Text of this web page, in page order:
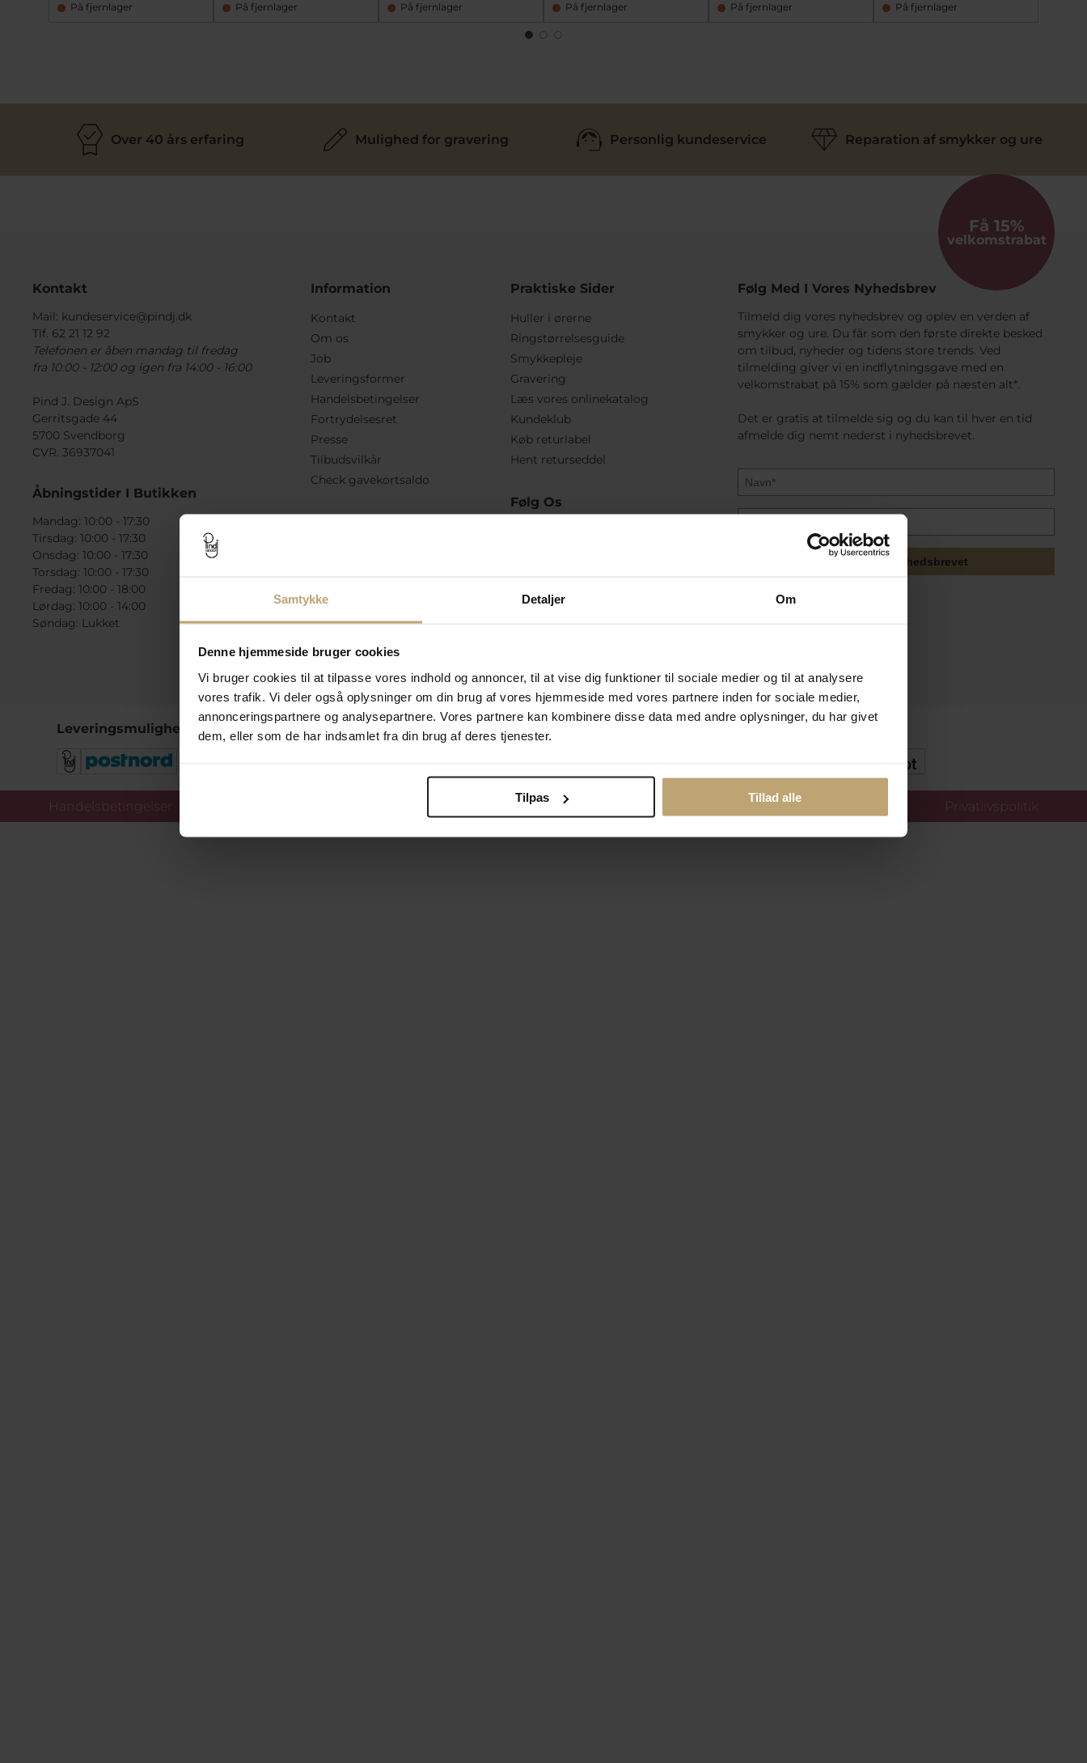
Samtykke Detaljer Om
Denne hjemmeside bruger cookies
Vi bruger cookies til at tilpasse vores indhold og annoncer, til at vise dig funktioner til sociale medier og til at analysere
vores trafik. Vi deler også oplysninger om din brug af vores hjemmeside med vores partnere inden for sociale medier,
annonceringspartnere og analysepartnere. Vores partnere kan kombinere disse data med andre oplysninger, du har givet
dem, eller som de har indsamlet fra din brug af deres tjenester.
Tilpas Tillad alle
På fjernlager På fjernlager På fjernlager På fjernlager På fjernlager På fjernlager
Over 40 års erfaring Mulighed for gravering Personlig kundeservice Reparation af smykker og ure
Kontakt
Mail: kundeservice@pindj.dk
Tlf. 62 21 12 92
Telefonen er åben mandag til fredag
fra 10:00 - 12:00 og igen fra 14:00 - 16:00
Pind J. Design ApS
Gerritsgade 44
5700 Svendborg
CVR. 36937041
Åbningstider I Butikken
Mandag: 10:00 - 17:30
Tirsdag: 10:00 - 17:30
Onsdag: 10:00 - 17:30
Torsdag: 10:00 - 17:30
Fredag: 10:00 - 18:00
Lørdag: 10:00 - 14:00
Søndag: Lukket
Information
Kontakt
Om os
Job
Leveringsformer
Handelsbetingelser
Fortrydelsesret
Presse
Tilbudsvilkår
Check gavekortsaldo
Praktiske Sider
Huller i ørerne
Ringstørrelsesguide
Smykkepleje
Gravering
Læs vores onlinekatalog
Kundeklub
Køb returlabel
Hent returseddel
Følg Os
Få 15%
velkomstrabat
Følg Med I Vores Nyhedsbrev
Tilmeld dig vores nyhedsbrev og oplev en verden af
smykker og ure. Du får som den første direkte besked
om tilbud, nyheder og tidens store trends. Ved
tilmelding giver vi en indflytningsgave med en
velkomstrabat på 15% som gælder på næsten alt*.
Det er gratis at tilmelde sig og du kan til hver en tid
afmelde dig nemt nederst i nyhedsbrevet.
Tilmeld mig nyhedsbrevet
Leveringsmuligheder Betalingsmuligheder Sikker Og Tryg E-Handel
Handelsbetingelser Ændr cookie-indstillinger Privatlivspolitik